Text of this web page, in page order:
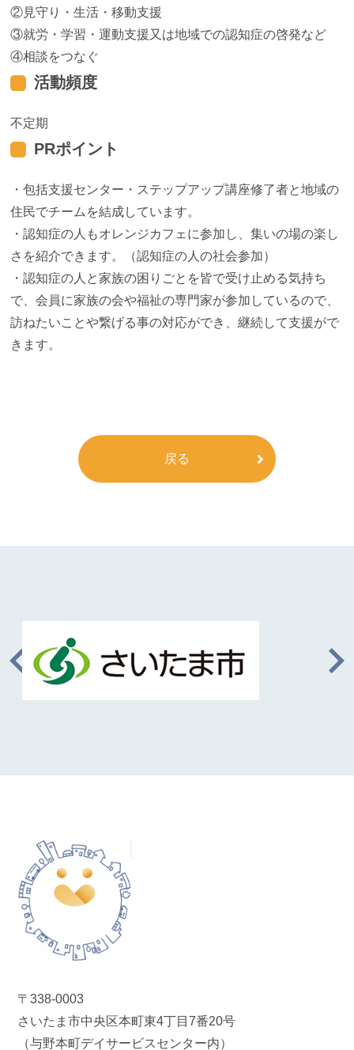
見守り・生活・移動支援
就労・学習・運動支援又は地域での認知症の啓発など
相談をつなぐ
活動頻度
不定期
PRポイント
・包括支援センター・ステップアップ講座修了者と地域の
住民でチームを結成しています。
・認知症の人もオレンジカフェに参加し、集いの場の楽し
さを紹介できます。（認知症の人の社会参加）
・認知症の人と家族の困りごとを皆で受け止める気持ち
で、会員に家族の会や福祉の専門家が参加しているので、
訪ねたいことや繋げる事の対応ができ、継続して支援がで
きます。
戻る
〒338-0003
さいたま市中央区本町東4丁目7番20号
（与野本町デイサービスセンター内）